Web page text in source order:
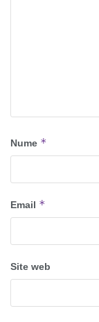
Nume *
Email *
Site web